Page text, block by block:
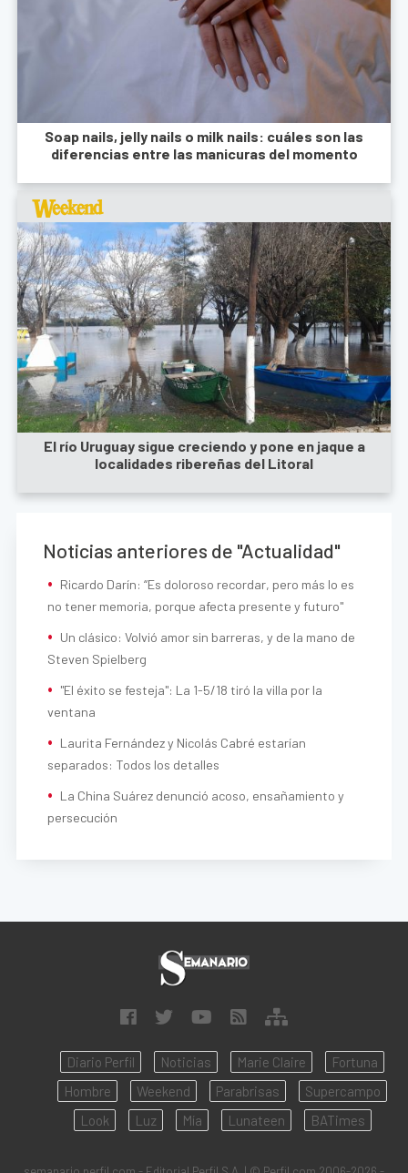
Soap nails, jelly nails o milk nails: cuáles son las
diferencias entre las manicuras del momento
El río Uruguay sigue creciendo y pone en jaque a
localidades ribereñas del Litoral
Noticias anteriores de "Actualidad"
Ricardo Darín: “Es doloroso recordar, pero más lo es
no tener memoria, porque afecta presente y futuro"
Un clásico: Volvió amor sin barreras, y de la mano de
Steven Spielberg
"El éxito se festeja": La 1-5/18 tiró la villa por la
ventana
Laurita Fernández y Nicolás Cabré estarían
separados: Todos los detalles
La China Suárez denunció acoso, ensañamiento y
persecución
Diario Perfil Noticias Marie Claire
Fortuna
Hombre
Weekend Parabrisas
Supercampo
Look
Luz Mía Lunateen BATimes